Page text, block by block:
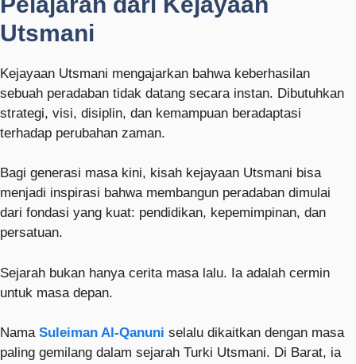
Utsmani
Kejayaan Utsmani mengajarkan bahwa keberhasilan
sebuah peradaban tidak datang secara instan. Dibutuhkan
strategi, visi, disiplin, dan kemampuan beradaptasi
terhadap perubahan zaman.
Bagi generasi masa kini, kisah kejayaan Utsmani bisa
menjadi inspirasi bahwa membangun peradaban dimulai
dari fondasi yang kuat: pendidikan, kepemimpinan, dan
persatuan.
Sejarah bukan hanya cerita masa lalu. Ia adalah cermin
untuk masa depan.
Nama Suleiman Al-Qanuni selalu dikaitkan dengan masa
paling gemilang dalam sejarah Turki Utsmani. Di Barat, ia